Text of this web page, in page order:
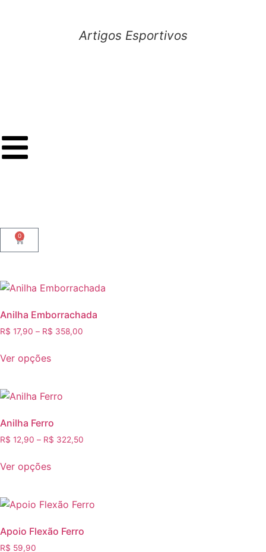
Artigos Esportivos
0
Anilha Emborrachada
R$ 17,90 – R$ 358,00
Ver opções
Anilha Ferro
R$ 12,90 – R$ 322,50
Ver opções
Apoio Flexão Ferro
R$ 59,90